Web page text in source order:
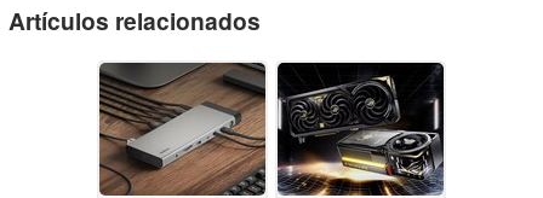
Artículos relacionados